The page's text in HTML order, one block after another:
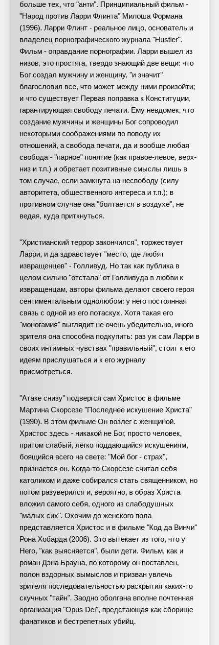
больше тех, что "анти". Принципиальный фильм -
"Народ против Ларри Флинта" Милоша Формана
(1996). Ларри Флинт - реальное лицо, основатель и
владелец порнографического журнала "Hustler".
Фильм - оправдание порнографии. Ларри вышел из
низов, это простяга, твердо знающий две вещи: что
Бог создал мужчину и женщину, "и значит"
благословил все, что может между ними произойти;
и что существует Первая поправка к Конституции,
гарантирующая свободу печати. Ему невдомек, что
создание мужчины и женщины Бог сопроводил
некоторыми соображениями по поводу их
отношений, а свобода печати, да и вообще любая
свобода - "парное" понятие (как правое-левое, верх-
низ и т.п.) и обретает позитивные смыслы лишь в
том случае, если замкнута на несвободу (силу
авторитета, общественного интереса и т.п.); в
противном случае она "болтается в воздухе", не
ведая, куда приткнуться.
"Христианский террор закончился", торжествует
Ларри, и да здравствует "место, где любят
извращенцев" - Голливуд. Но так как публика в
целом сильно "отстала" от Голливуда в любви к
извращенцам, авторы фильма делают своего героя
сентиментальным однолюбом: у него постоянная
связь с одной из его потаскух. Хотя такая его
"моногамия" выглядит не очень убедительно, иного
зрителя она способна подкупить: раз уж сам Ларри в
своих интимных чувствах "правильный", стоит к его
идеям прислушаться и к его журналу
присмотреться.
"Атаке снизу" подвергся сам Христос в фильме
Мартина Скорсезе "Последнее искушение Христа"
(1990). В этом фильме Он возлег с женщиной.
Христос здесь - никакой не Бог, просто человек,
притом слабый, легко поддающийся искушениям,
боящийся всего на свете: "Мой бог - страх",
признается он. Когда-то Скорсезе считал себя
католиком и даже собирался стать священником, но
потом разуверился и, вероятно, в образ Христа
вложил самого себя, одного из слабодушных
"малых сих". Охочим до женского пола
представляется Христос и в фильме "Код да Винчи"
Рона Хобарда (2006). Это вытекает из того, что у
Него, "как выясняется", были дети. Фильм, как и
роман Дэна Брауна, по которому он поставлен,
полон вздорных вымыслов и призван увлечь
зрителя последовательностью раскрытия каких-то
скучных "тайн". Заодно оболгана вполне почтенная
организация "Opus Dei", предстающая как сборище
фанатиков и бестрепетных убийц.